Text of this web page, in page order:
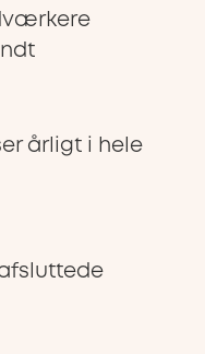
årligt i hele